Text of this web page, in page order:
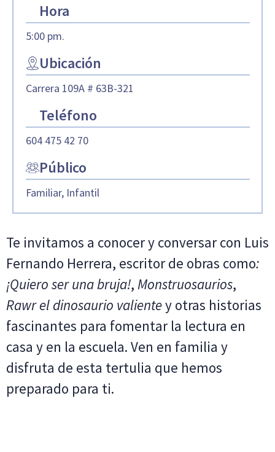
Hora
5:00 pm.
Ubicación
Carrera 109A # 63B-321
Teléfono
604 475 42 70
Público
Familiar, Infantil
Te invitamos a conocer y conversar con Luis
Fernando Herrera, escritor de obras como:
¡Quiero ser una bruja!, Monstruosaurios,
Rawr el dinosaurio valientey otras historias
fascinantes para fomentar la lectura en
casa y en la escuela. Ven en familia y
disfruta de esta tertulia que hemos
preparado para ti.